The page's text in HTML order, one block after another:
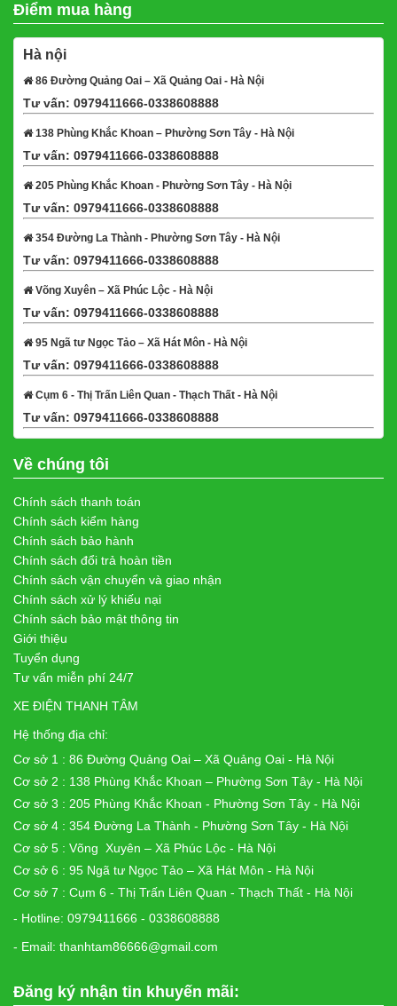
Điểm mua hàng
Hà nội
86 Đường Quảng Oai – Xã Quảng Oai - Hà Nội
Tư vấn: 0979411666-0338608888
138 Phùng Khắc Khoan – Phường Sơn Tây - Hà Nội
Tư vấn: 0979411666-0338608888
205 Phùng Khắc Khoan - Phường Sơn Tây - Hà Nội
Tư vấn: 0979411666-0338608888
354 Đường La Thành - Phường Sơn Tây - Hà Nội
Tư vấn: 0979411666-0338608888
Võng Xuyên – Xã Phúc Lộc - Hà Nội
Tư vấn: 0979411666-0338608888
95 Ngã tư Ngọc Tảo – Xã Hát Môn - Hà Nội
Tư vấn: 0979411666-0338608888
Cụm 6 - Thị Trấn Liên Quan - Thạch Thất - Hà Nội
Tư vấn: 0979411666-0338608888
Về chúng tôi
Chính sách thanh toán
Chính sách kiểm hàng
Chính sách bảo hành
Chính sách đổi trả hoàn tiền
Chính sách vận chuyển và giao nhận
Chính sách xử lý khiếu nại
Chính sách bảo mật thông tin
Giới thiệu
Tuyển dụng
Tư vấn miễn phí 24/7
XE ĐIỆN THANH TÂM
Hệ thống địa chỉ:
Cơ sở 1 : 86 Đường Quảng Oai – Xã Quảng Oai - Hà Nội
Cơ sở 2 : 138 Phùng Khắc Khoan – Phường Sơn Tây - Hà Nội
Cơ sở 3 : 205 Phùng Khắc Khoan - Phường Sơn Tây - Hà Nội
Cơ sở 4 : 354 Đường La Thành - Phường Sơn Tây - Hà Nội
Cơ sở 5 : Võng Xuyên – Xã Phúc Lộc - Hà Nội
Cơ sở 6 : 95 Ngã tư Ngọc Tảo – Xã Hát Môn - Hà Nội
Cơ sở 7 : Cụm 6 - Thị Trấn Liên Quan - Thạch Thất - Hà Nội
- Hotline: 0979411666 - 0338608888
- Email: thanhtam86666@gmail.com
Đăng ký nhận tin khuyến mãi: